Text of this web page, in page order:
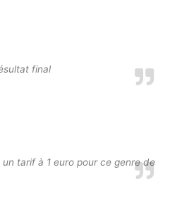
final
tarif à 1 euro pour ce genre de